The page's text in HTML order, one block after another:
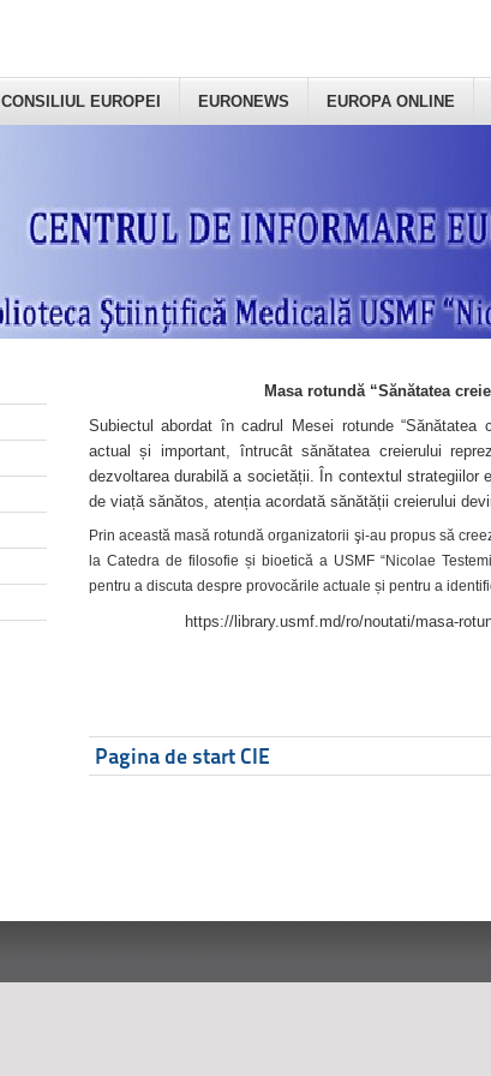
CONSILIUL EUROPEI EURONEWS EUROPA ONLINE
Masa rotundă “Sănătatea
Subiectul abordat în cadrul Mesei rotunde
actual și important, întrucât sănătatea creierului
dezvoltarea durabilă a societății. În contextul strategiilor
de viață sănătos, atenția acordată sănătății creierului
Prin această masă rotundă organizatorii şi-au propus să
la Catedra de filosofie și bioetică a USMF “Nicolae
pentru a discuta despre provocările actuale și pentru a
https://library.usmf.md/ro/noutati/masa-
Pagina de start CIE